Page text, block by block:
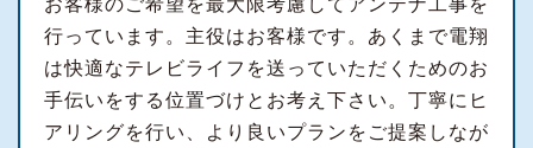
お客様のご希望を最大限考慮してアンテナ工事を
行っています。主役はお客様です。あくまで電翔
は快適なテレビライフを送っていただくためのお
手伝いをする位置づけとお考え下さい。丁寧にヒ
アリングを行い、より良いプランをご提案しなが